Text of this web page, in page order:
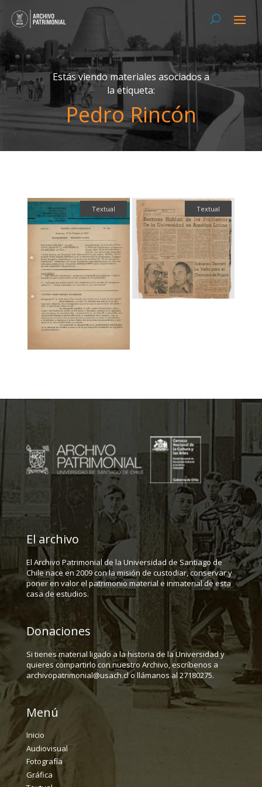
Estás viendo materiales asociados a
la etiqueta:
Pedro Rincón
Textual Textual
El archivo
El Archivo Patrimonial de la Universidad de Santiago de
Chile nace en 2009 con la misión de custodiar, conservar y
poner en valor el patrimonio material e inmaterial de esta
casa de estudios.
Donaciones
Si tienes material ligado a la historia de la Universidad y
quieres compartirlo con nuestro Archivo, escríbenos a
archivopatrimonial@usach.cl o llámanos al 27180275.
Menú
Inicio
Audiovisual
Fotografía
Gráfica